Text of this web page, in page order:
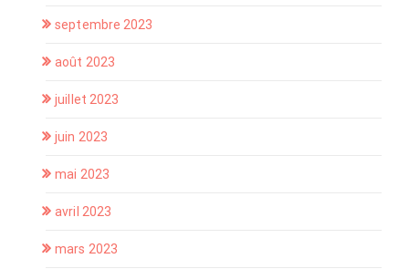
septembre 2023
août 2023
juillet 2023
juin 2023
mai 2023
avril 2023
mars 2023